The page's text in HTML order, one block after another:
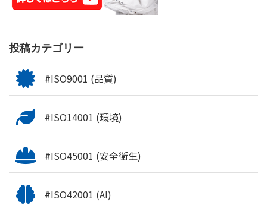
投稿カテゴリー
#ISO9001 (品質)
#ISO14001 (環境)
#ISO45001 (安全衛生)
#ISO42001 (AI)